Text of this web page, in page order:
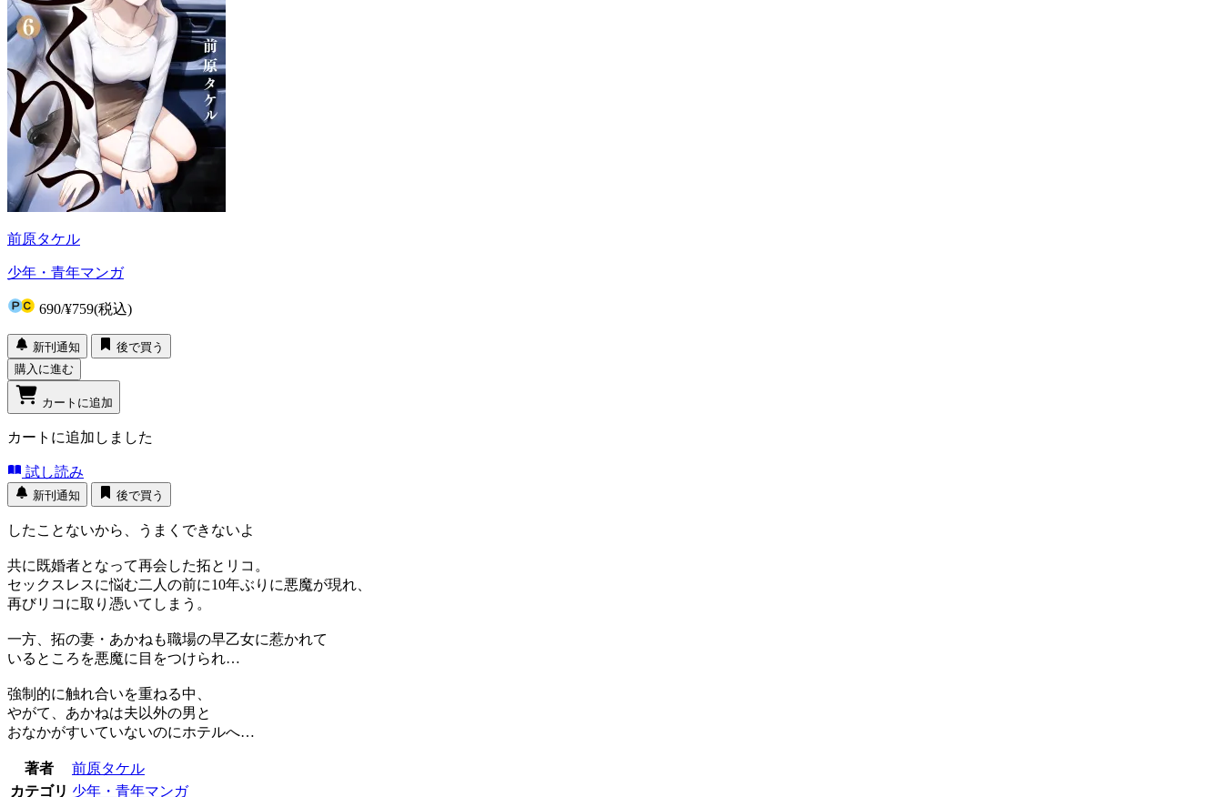
前原タケル
少年・青年マンガ
690/¥759(税込)
新刊通知
後で買う
購入に進む
カートに追加
カートに追加しました
試し読み
新刊通知 後で買う
したことないから、うまくできないよ
共に既婚者となって再会した拓とリコ。
セックスレスに悩む二人の前に10年ぶりに悪魔が現れ、
再びリコに取り憑いてしまう。
一方、拓の妻・あかねも職場の早乙女に惹かれて
いるところを悪魔に目をつけられ…
強制的に触れ合いを重ねる中、
やがて、あかねは夫以外の男と
おなかがすいていないのにホテルへ…
著者
前原タケル
カテゴリ 少年・青年マンガ